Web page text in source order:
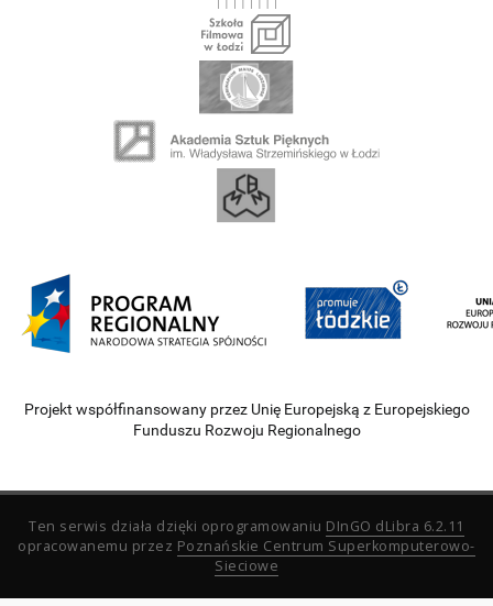
Projekt współfinansowany przez Unię Europejską z Europejskiego
Funduszu Rozwoju Regionalnego
Ten serwis działa dzięki oprogramowaniu DInGO dLibra 6.2.11
opracowanemu przez Poznańskie Centrum Superkomputerowo-
Sieciowe